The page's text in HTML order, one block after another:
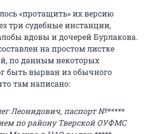
«протащить» их версию
три судебные инстанции,
вдовы и дочерей Бурлакова.
на простом листке
по данным некоторых
быть вырван из обычного
там написано:
Леонидович, паспорт №*****
по району Тверской ОУФМС